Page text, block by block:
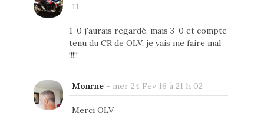
11
1-0 j'aurais regardé, mais 3-0 et compte
tenu du CR de OLV, je vais me faire mal
!!!!!
Monrne- mer 24 Fév 16 à 21 h 02
Merci OLV